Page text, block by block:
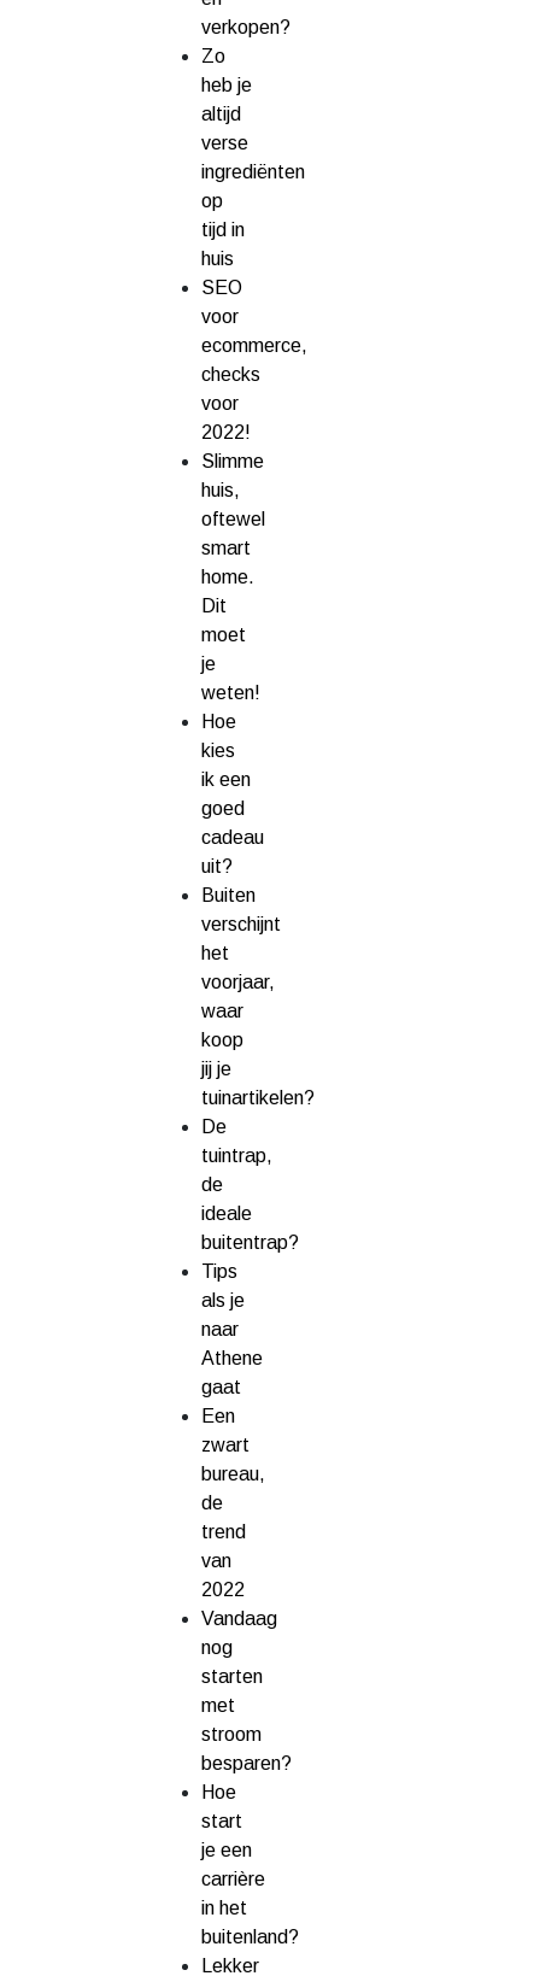
verkopen?
Zo
heb je
altijd
verse
ingrediënten
op
tijd in
huis
SEO
voor
ecommerce,
checks
voor
2022!
Slimme
huis,
oftewel
smart
home.
Dit
moet
je
weten!
Hoe
kies
ik een
goed
cadeau
uit?
Buiten
verschijnt
het
voorjaar,
waar
koop
jij je
tuinartikelen?
De
tuintrap,
de
ideale
buitentrap?
Tips
als je
naar
Athene
gaat
Een
zwart
bureau,
de
trend
van
2022
Vandaag
nog
starten
met
stroom
besparen?
Hoe
start
je een
carrière
in het
buitenland?
Lekker